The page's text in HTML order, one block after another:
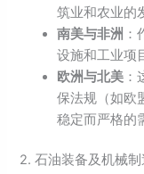
筑业和农业的
南美与非洲
设施和工业项
欧洲与北美
保法规（如欧
稳定而严格的
2. 石油装备及机械制